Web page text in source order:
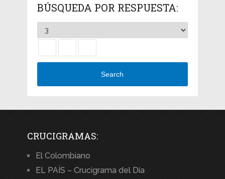
BÚSQUEDA POR RESPUESTA:
Search
CRUCIGRAMAS:
El Colombiano
EL PAÍS – Crucigrama del Día